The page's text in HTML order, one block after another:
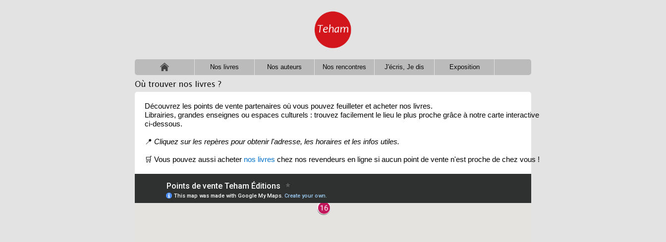
Nos livres Nos auteurs Nos rencontres J'écris, Je dis Exposition
Découvrez les points de vente partenaires où vous pouvez feuilleter et acheter nos livres.
Librairies, grandes enseignes ou espaces culturels : trouvez facilement le lieu le plus proche grâce à notre carte interactive
ci-dessous.
📍 Cliquez sur les repères pour obtenir l'adresse, les horaires et les infos utiles.
🛒 Vous pouvez aussi acheter nos livres chez nos revendeurs en ligne si aucun point de vente n'est proche de chez vous !